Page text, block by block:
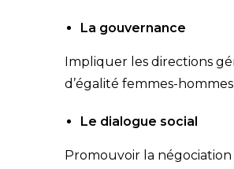
La gouvernance
Impliquer les directions
d’égalité femmes-
Le dialogue social
Promouvoir la négociation